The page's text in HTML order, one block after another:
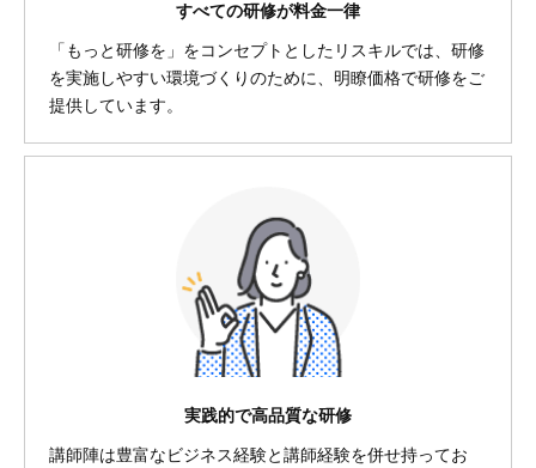
すべての研修が料金一律
「もっと研修を」をコンセプトとしたリスキルでは、研修
を実施しやすい環境づくりのために、明瞭価格で研修をご
提供しています。
実践的で高品質な研修
講師陣は豊富なビジネス経験と講師経験を併せ持ってお